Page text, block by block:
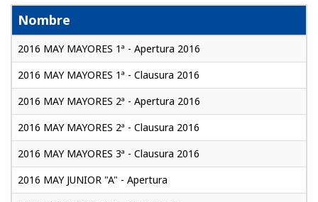
Nombre
2016 MAY MAYORES 1ª - Apertura 2016
2016 MAY MAYORES 1ª - Clausura 2016
2016 MAY MAYORES 2ª - Apertura 2016
2016 MAY MAYORES 2ª - Clausura 2016
2016 MAY MAYORES 3ª - Clausura 2016
2016 MAY JUNIOR "A" - Apertura